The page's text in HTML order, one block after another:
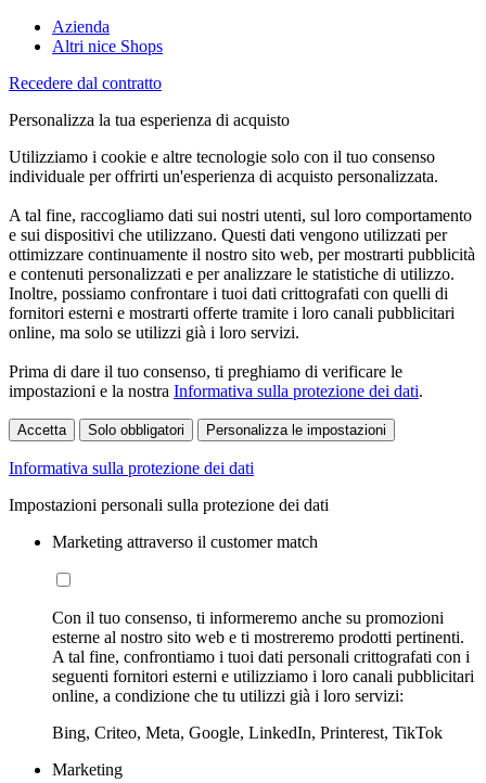
Azienda
Altri nice Shops
Recedere dal contratto
Personalizza la tua esperienza di acquisto
Utilizziamo i cookie e altre tecnologie solo con il tuo consenso
individuale per offrirti un'esperienza di acquisto personalizzata.
A tal fine, raccogliamo dati sui nostri utenti, sul loro comportamento
e sui dispositivi che utilizzano. Questi dati vengono utilizzati per
ottimizzare continuamente il nostro sito web, per mostrarti pubblicità
e contenuti personalizzati e per analizzare le statistiche di utilizzo.
Inoltre, possiamo confrontare i tuoi dati crittografati con quelli di
fornitori esterni e mostrarti offerte tramite i loro canali pubblicitari
online, ma solo se utilizzi già i loro servizi.
Prima di dare il tuo consenso, ti preghiamo di verificare le
impostazioni e la nostra Informativa sulla protezione dei dati.
Accetta Solo obbligatori Personalizza le impostazioni
Informativa sulla protezione dei dati
Impostazioni personali sulla protezione dei dati
Marketing attraverso il customer match
Con il tuo consenso, ti informeremo anche su promozioni
esterne al nostro sito web e ti mostreremo prodotti pertinenti.
A tal fine, confrontiamo i tuoi dati personali crittografati con i
seguenti fornitori esterni e utilizziamo i loro canali pubblicitari
online, a condizione che tu utilizzi già i loro servizi:
Bing, Criteo, Meta, Google, LinkedIn, Printerest, TikTok
Marketing